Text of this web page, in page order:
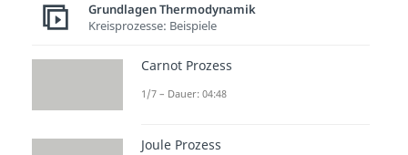
Grundlagen Thermodynamik
Kreisprozesse: Beispiele
Carnot Prozess
1/7 – Dauer: 04:48
Joule Prozess